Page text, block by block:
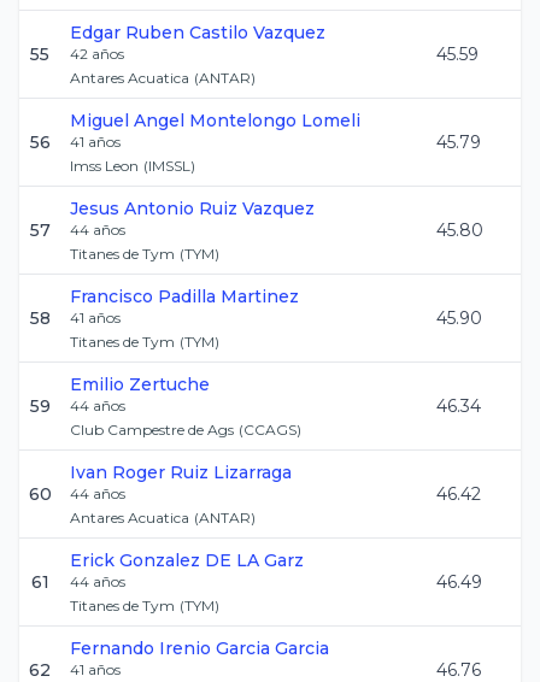
55
Edgar Ruben Castilo Vazquez
42 años
Antares Acuatica (ANTAR)
45.59
56
Miguel Angel Montelongo Lomeli
41 años
Imss Leon (IMSSL)
45.79
57
Jesus Antonio Ruiz Vazquez
44 años
Titanes de Tym (TYM)
45.80
58
Francisco Padilla Martinez
41 años
Titanes de Tym (TYM)
45.90
59
Emilio Zertuche
44 años
Club Campestre de Ags (CCAGS)
46.34
60
Ivan Roger Ruiz Lizarraga
44 años
Antares Acuatica (ANTAR)
46.42
61
Erick Gonzalez DE LA Garz
44 años
Titanes de Tym (TYM)
46.49
62
Fernando Irenio Garcia Garcia
41 años
46.76